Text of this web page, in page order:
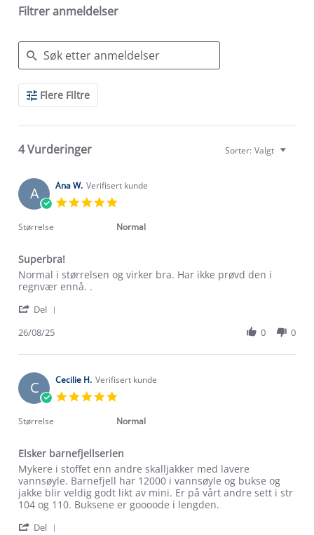
Filtrer anmeldelser
Search
ReviewsFlere Filtre
4 Vurderinger Sorter: Valgt
A Ana W. Verifisert kunde
rating
Størrelse Normal
Superbra!
Review
by
W.
26
2025
review
stating
Normal i størrelsen og virker bra. Har ikke prøvd den i
regnvær ennå. .
Del
Ana
on
26
Aug
26/08/25 0 0
C Cecilie H. Verifisert kunde
rating
Størrelse Normal
Elsker barnefjellserien
Review
by
Cecilie
H.
18
review
stating
Elsker
barnefjellserien
Mykere i stoffet enn andre skalljakker med lavere
vannsøyle. Barnefjell har 12000 i vannsøyle og bukse og
jakke blir veldig godt likt av mini. Er på vårt andre sett i str
104 og 110. Buksene er goooode i lengden.
Del